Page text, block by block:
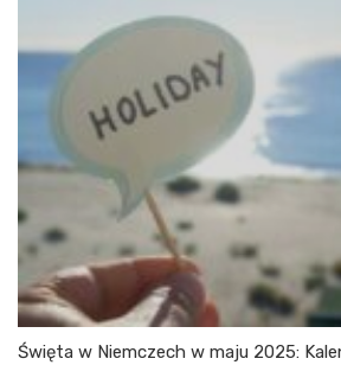
Święta w Niemczech w maju 2025: